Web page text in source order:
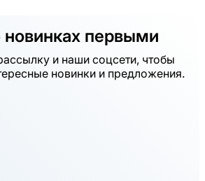
новинках первыми
и наши соцсети, чтобы
новинки и предложения.